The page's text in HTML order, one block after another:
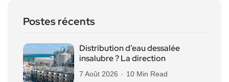
Postes récents
Distribution d’eau dessalée
insalubre ? La direction
7 Août 2026 10 Min Read